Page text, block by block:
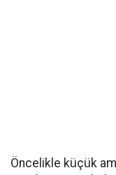
Öncelikle küçük